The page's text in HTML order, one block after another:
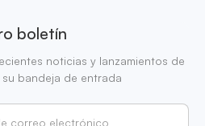
boletín
noticias y lanzamientos de
bandeja de entrada